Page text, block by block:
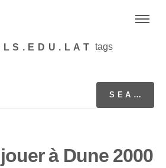
tags
à Dune 2000